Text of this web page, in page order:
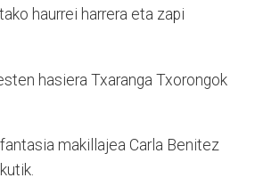
haurrei harrera eta zapi
hasiera Txaranga Txorongok
makillajea Carla Benitez